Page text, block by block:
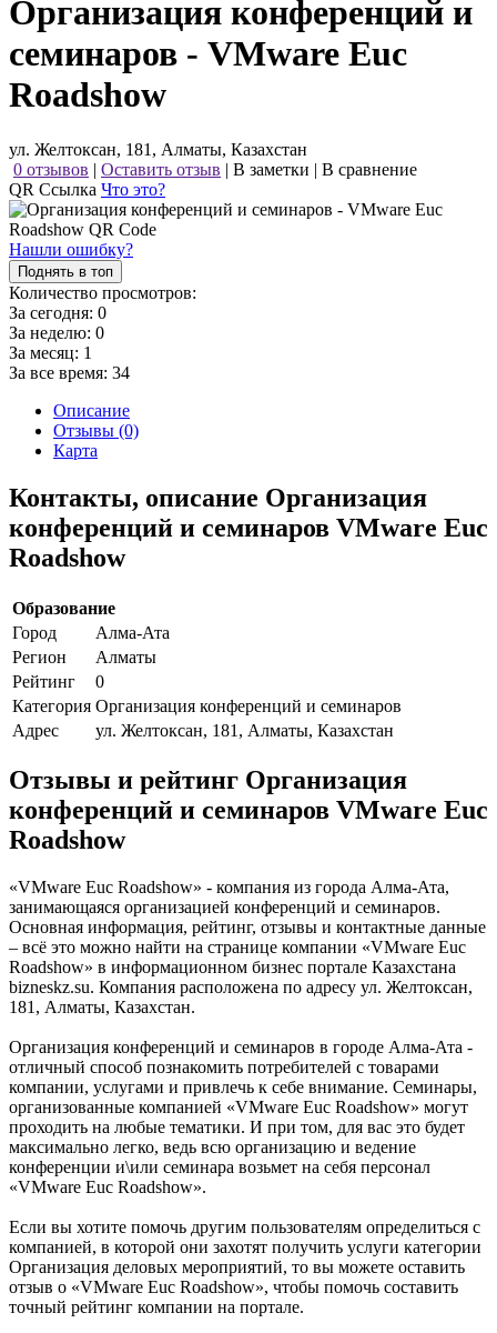
Организация конференций и
семинаров - VMware Euc
Roadshow
ул. Желтоксан, 181, Алматы, Казахстан
0 отзывов | Оставить отзыв | В заметки | В сравнение
QR Ссылка Что это?
Нашли ошибку?
Поднять в топ
Количество просмотров:
За сегодня: 0
За неделю: 0
За месяц: 1
За все время: 34
Описание
Отзывы (0)
Карта
Контакты, описание Организация
конференций и семинаров VMware Euc
Roadshow
Образование
Город
Алма-Ата
Регион
Алматы
Рейтинг
0
Категория Организация конференций и семинаров
Адрес
ул. Желтоксан, 181, Алматы, Казахстан
Отзывы и рейтинг Организация
конференций и семинаров VMware Euc
Roadshow
«VMware Euc Roadshow» - компания из города Алма-Ата,
занимающаяся организацией конференций и семинаров.
Основная информация, рейтинг, отзывы и контактные данные
– всё это можно найти на странице компании «VMware Euc
Roadshow» в информационном бизнес портале Казахстана
bizneskz.su. Компания расположена по адресу ул. Желтоксан,
181, Алматы, Казахстан.
Организация конференций и семинаров в городе Алма-Ата -
отличный способ познакомить потребителей с товарами
компании, услугами и привлечь к себе внимание. Семинары,
организованные компанией «VMware Euc Roadshow» могут
проходить на любые тематики. И при том, для вас это будет
максимально легко, ведь всю организацию и ведение
конференции и\или семинара возьмет на себя персонал
«VMware Euc Roadshow».
Если вы хотите помочь другим пользователям определиться с
компанией, в которой они захотят получить услуги категории
Организация деловых мероприятий, то вы можете оставить
отзыв о «VMware Euc Roadshow», чтобы помочь составить
точный рейтинг компании на портале.